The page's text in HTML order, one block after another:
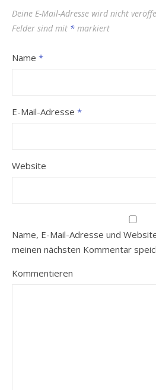
Deine E-Mail-Adresse wird nicht
Felder sind mit * markiert
Name *
E-Mail-Adresse *
Website
Name, E-Mail-Adresse und
meinen nächsten Kommentar
Kommentieren